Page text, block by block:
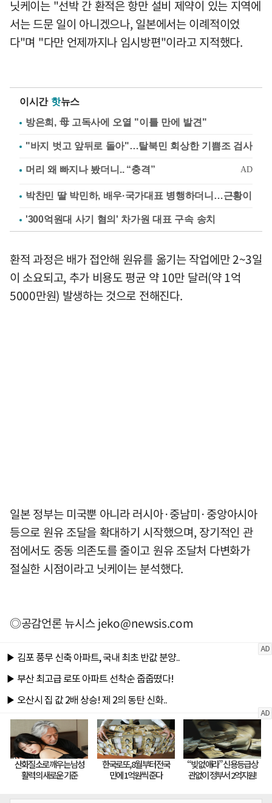
닛케이는 "선박 간 환적은 항만 설비 제약이 있는 지역에
서는 드문 일이 아니겠으나, 일본에서는 이례적이었
다"며 "다만 언제까지나 임시방편"이라고 지적했다.
이시간 핫뉴스
방은희, 母 고독사에 오열 "이틀 만에 발견"
"바지 벗고 앞뒤로 돌아"…탈북민 회상한 기쁨조 검사
박찬민 딸 박민하, 배우·국가대표 병행하더니…근황이
'300억원대 사기 혐의' 차가원 대표 구속 송치
환적 과정은 배가 접안해 원유를 옮기는 작업에만 2~3일
이 소요되고, 추가 비용도 평균 약 10만 달러(약 1억
5000만원) 발생하는 것으로 전해진다.
일본 정부는 미국뿐 아니라 러시아·중남미·중앙아시아
등으로 원유 조달을 확대하기 시작했으며, 장기적인 관
점에서도 중동 의존도를 줄이고 원유 조달처 다변화가
절실한 시점이라고 닛케이는 분석했다.
◎공감언론 뉴시스jeko@newsis.com